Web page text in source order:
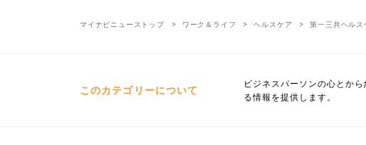
マイナビニューストップ ワーク＆ライフ ヘルスケア 第一三共ヘル
このカテゴリーについて
ビジネスパーソンの心とか
る情報を提供します。